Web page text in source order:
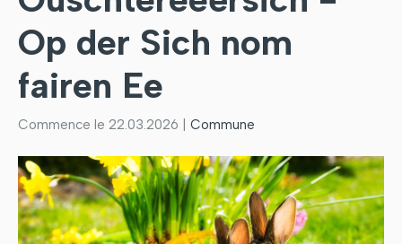
Op der Sich nom
fairen Ee
Commence le 22.03.2026 | Commune